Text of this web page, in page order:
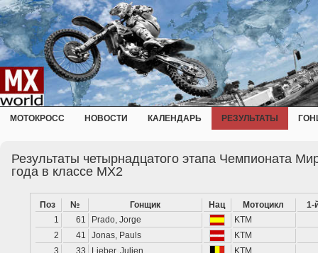
МОТОКРОСС НОВОСТИ КАЛЕНДАРЬ РЕЗУЛЬТАТЫ
Результаты четырнадцатого этапа Чемпионата
года в классе MX2
Поз № Гонщик Нац Мотоцикл
1-
1
61 Prado, Jorge
KTM
2
41 Jonas, Pauls
KTM
3
33 Lieber, Julien
KTM